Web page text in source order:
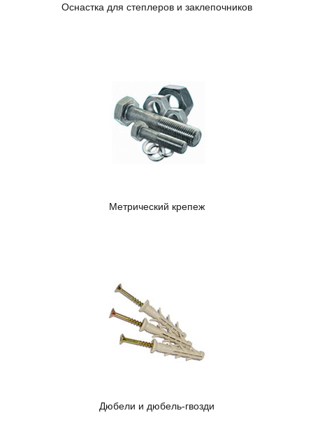
Оснастка для степлеров и заклепочников
Метрический крепеж
Дюбели и дюбель-гвозди